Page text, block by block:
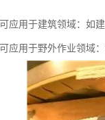
可应用于建筑领域：如
可应用于野外作业领域